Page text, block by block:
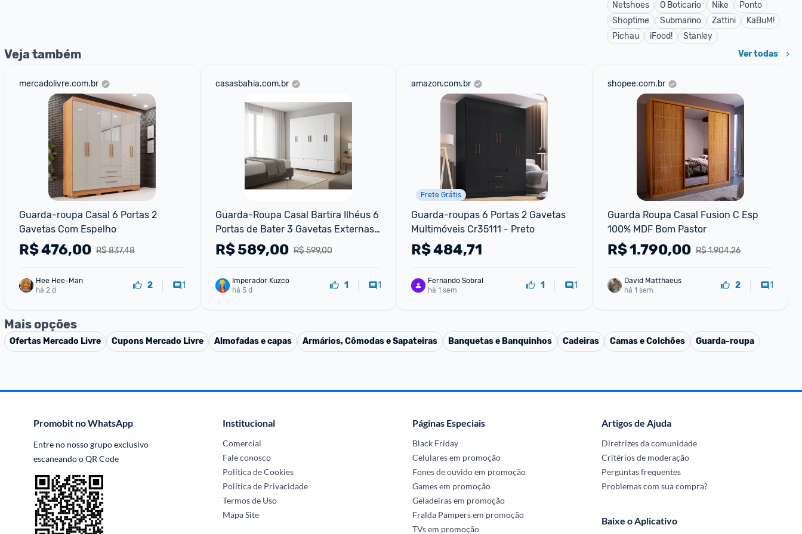
Netshoes
O Boticario Nike
Ponto
Shoptime
Submarino Zattini
KaBuM!
Pichau
iFood! Stanley
Veja também Ver todas
mercadolivre.com.br
Guarda-roupa Casal 6 Portas 2
Gavetas Com Espelho
R$ 837,48
R$476,00
Hee Hee-Man
há 2 d
2 1
casasbahia.com.br
Guarda-Roupa Casal Bartira Ilhéus 6
Portas de Bater 3 Gavetas Externas
MDF
R$ 599,00
R$589,00
Imperador Kuzco
há 5 d
1 1
amazon.com.br
Frete Grátis
Guarda-roupas 6 Portas 2 Gavetas
Multimóveis Cr35111 - Preto
R$484,71
Fernando Sobral
há 1 sem
1 1
shopee.com.br
Guarda Roupa Casal Fusion C Esp
100% MDF Bom Pastor
R$ 1.904,26
R$1.790,00
David Matthaeus
há 1 sem
2 1
Mais opções
Ofertas Mercado Livre Cupons Mercado Livre Almofadas e capas Armários, Cômodas e Sapateiras Banquetas e Banquinhos Cadeiras Camas e Colchões Guarda-roupa
Promobit no WhatsApp
Entre no nosso grupo exclusivo
escaneando o QR Code
Institucional
Comercial
Fale conosco
Política de Cookies
Política de Privacidade
Termos de Uso
Mapa Site
Páginas Especiais
Black Friday
Celulares em promoção
Fones de ouvido em promoção
Games em promoção
Geladeiras em promoção
Fralda Pampers em promoção
TVs em promoção
Artigos de Ajuda
Diretrizes da comunidade
Critérios de moderação
Perguntas frequentes
Problemas com sua compra?
Baixe o Aplicativo